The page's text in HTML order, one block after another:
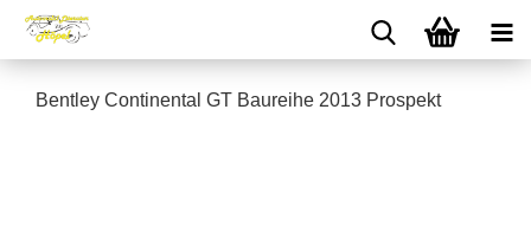
Bentley Continental GT Baureihe 2013 Prospekt